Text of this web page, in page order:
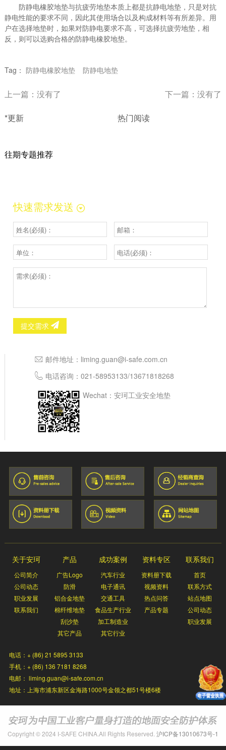
防静电橡胶地垫与抗疲劳地垫本质上都是抗静电地垫，只是对抗
静电性能的要求不同，因此其使用场合以及构成材料等有所差异。用
户在选择地垫时，如果对防静电要求不高，可选择抗疲劳地垫，相
反，则可以选购合格的防静电橡胶地垫。
Tag： 防静电橡胶地垫 防静电地垫
上一篇：没有了 下一篇：没有了
*更新 热门阅读
往期专题推荐
快速需求发送
提交需求
邮件地址： liming.guan@i-safe.com.cn
电话咨询： 021-58953133/13671818268
Wechat：安珂工业安全地垫
关于安珂
公司简介
公司动态
职业发展
联系我们
产品
广告Logo
防滑
铝合金地垫
棉纤维地垫
刮沙垫
其它产品
成功案例
汽车行业
电子通讯
交通工具
食品生产行业
加工制造业
其它行业
资料专区
资料册下载
视频资料
热点问答
产品专题
联系我们
首页
联系方式
站点地图
公司动态
职业发展
电话：+ (86) 21 5895 3133
手机：+ (86) 136 7181 8268
电邮： liming.guan@i-safe.com.cn
地址：上海市浦东新区金海路1000号金领之都51号楼6楼
Copyright © 2024 I-SAFE CHINA.All Rights Reserved. 沪ICP备13010673号-1